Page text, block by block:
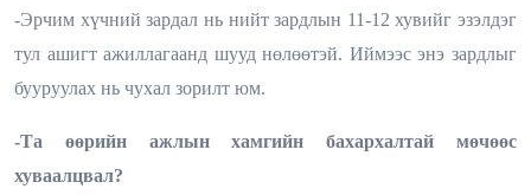
-Эрчим хүчний зардал нь нийт зардлын 11-12 хувийг эзэлдэг
тул ашигт ажиллагаанд шууд нөлөөтэй. Иймээс энэ зардлыг
бууруулах нь чухал зорилт юм.
-Та өөрийн ажлын хамгийн бахархалтай мөчөөс
хуваалцвал?